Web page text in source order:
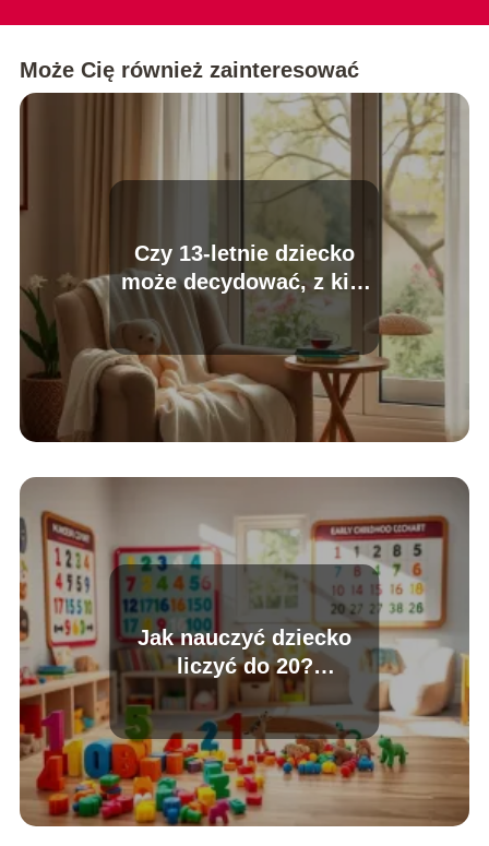
Może Cię również zainteresować
Czy 13-letnie dziecko
może decydować, z kim
chce mieszkać?
Jak nauczyć dziecko
liczyć do 20?
Sprawdzone metody i
porady